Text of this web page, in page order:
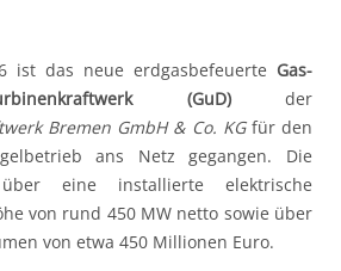
ist das neue erdgasbefeuerte Gas-
(GuD)der
Bremen GmbH & Co. KGfür den
ans Netz gegangen. Die
eine installierte elektrische
von rund 450 MW netto sowie über
von etwa 450 Millionen Euro.